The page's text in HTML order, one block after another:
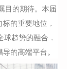
目的期待。本届
的重要地位，
趋势的融合，
的高端平台。